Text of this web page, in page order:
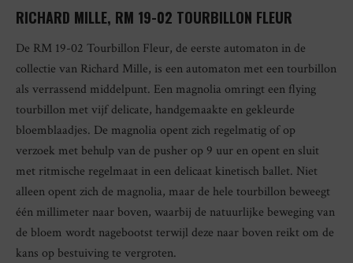
RICHARD MILLE, RM 19-02 TOURBILLON FLEUR
De RM 19-02 Tourbillon Fleur, de eerste automaton in de
collectie van Richard Mille, is een automaton met een tourbillon
als verrassend middelpunt. Een magnolia omringt een flying
tourbillon met vijf delicate, handgemaakte en gekleurde
bloemblaadjes. De magnolia opent zich regelmatig of op
verzoek met behulp van de pusher op 9 uur en opent en sluit
met ritmische regelmaat in een delicaat kinetisch ballet. Niet
alleen opent zich de magnolia, maar de hele tourbillon beweegt
één millimeter naar boven, waarbij de natuurlijke beweging van
de bloem wordt nagebootst terwijl deze naar boven reikt om de
kans op bestuiving te vergroten.